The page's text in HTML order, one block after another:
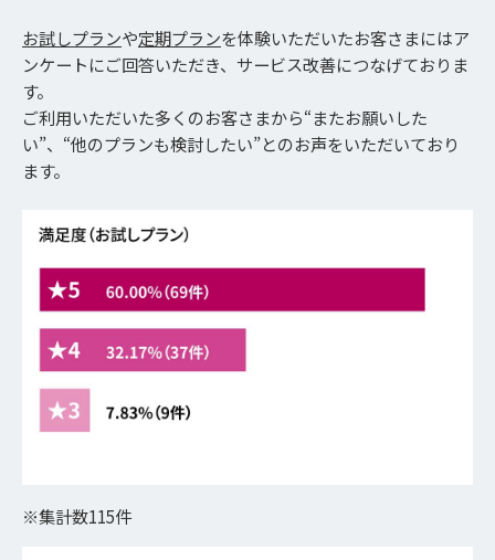
お試しプランや定期プランを体験いただいたお客さまにはア
ンケートにご回答いただき、サービス改善につなげておりま
す。
ご利用いただいた多くのお客さまから“またお願いした
い”、“他のプランも検討したい”とのお声をいただいており
ます。
※集計数115件